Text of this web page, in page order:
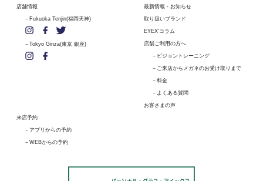
店舗情報
Fukuoka Tenjin(福岡天神)
Tokyo Ginza(東京 銀座)
最新情報・お知らせ
取り扱いブランド
EYEX'コラム
店舗ご利用の方へ
ビジョントレーニング
ご来店からメガネのお受け取りまで
料金
よくある質問
お客さまの声
来店予約
アプリからの予約
WEBからの予約